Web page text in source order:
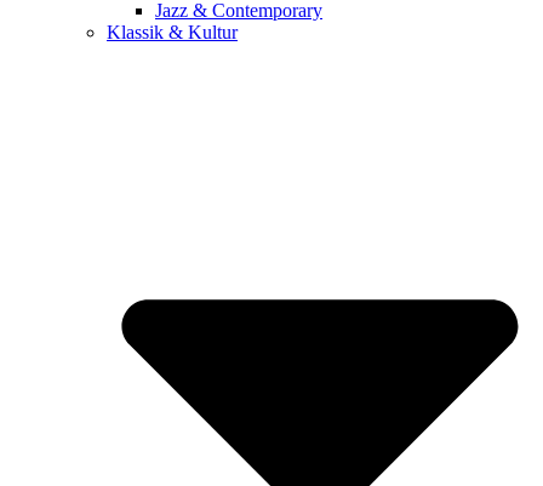
Jazz & Contemporary
Klassik & Kultur